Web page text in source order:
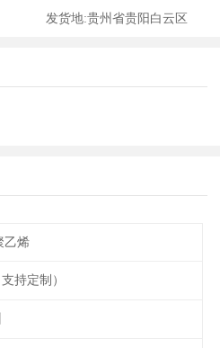
发货地:贵州省贵阳白云区
乙烯
持定制）